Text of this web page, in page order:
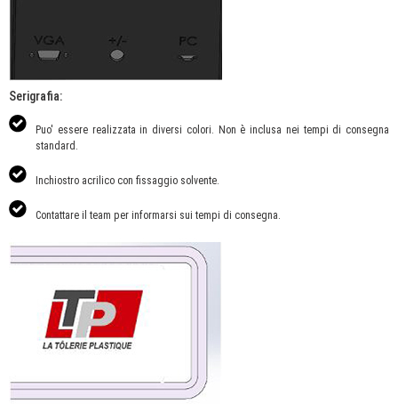
Serigrafia:
Puo' essere realizzata in diversi colori. Non è inclusa nei tempi di consegna
standard.
Inchiostro acrilico con fissaggio solvente.
Contattare il team per informarsi sui tempi di consegna.